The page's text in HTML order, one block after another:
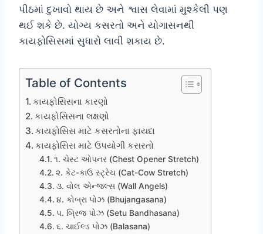
પીઠમાં દુખાવો થાય છે અને શ્વાસ લેવામાં મુશ્કેલી પણ
થઈ શકે છે. યોગ્ય કસરતો અને યોગાસનથી
કાયફોસિસમાં સુધારો લાવી શકાય છે.
Table of Contents
કાયફોસિસના કારણો
કાયફોસિસના લક્ષણો
કાયફોસિસ માટે કસરતોના ફાયદા
કાયફોસિસ માટે ઉપયોગી કસરતો
૧. ચેસ્ટ ઓપનર (Chest Opener Stretch)
૨. કેટ-કાઉ સ્ટ્રેચ (Cat-Cow Stretch)
૩. વોલ એન્જલ્સ (Wall Angels)
૪. કોબ્રા પોઝ (Bhujangasana)
૫. બ્રિજ પોઝ (Setu Bandhasana)
૬. ચાઈલ્ડ પોઝ (Balasana)